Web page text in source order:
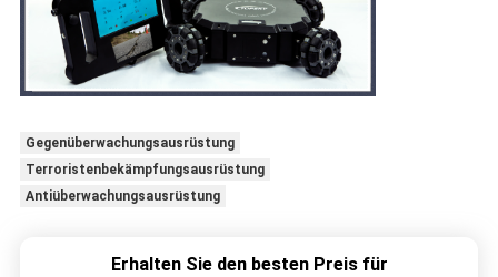
Gegenüberwachungsausrüstung
Terroristenbekämpfungsausrüstung
Antiüberwachungsausrüstung
Erhalten Sie den besten Preis für